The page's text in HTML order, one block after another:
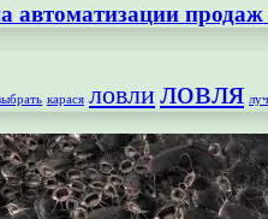
автоматизации
карася ловлиловля